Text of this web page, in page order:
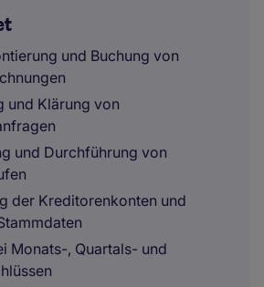
und Buchung von
und Klärung von
und Durchführung von
der Kreditorenkonten und
Monats-, Quartals- und